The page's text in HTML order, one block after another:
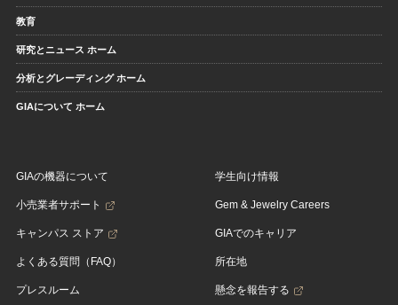
教育
研究とニュース ホーム
分析とグレーディング ホーム
GIAについて ホーム
GIAの機器について
小売業者サポート
キャンパス ストア
よくある質問（FAQ）
プレスルーム
学生向け情報
Gem & Jewelry Careers
GIAでのキャリア
所在地
懸念を報告する